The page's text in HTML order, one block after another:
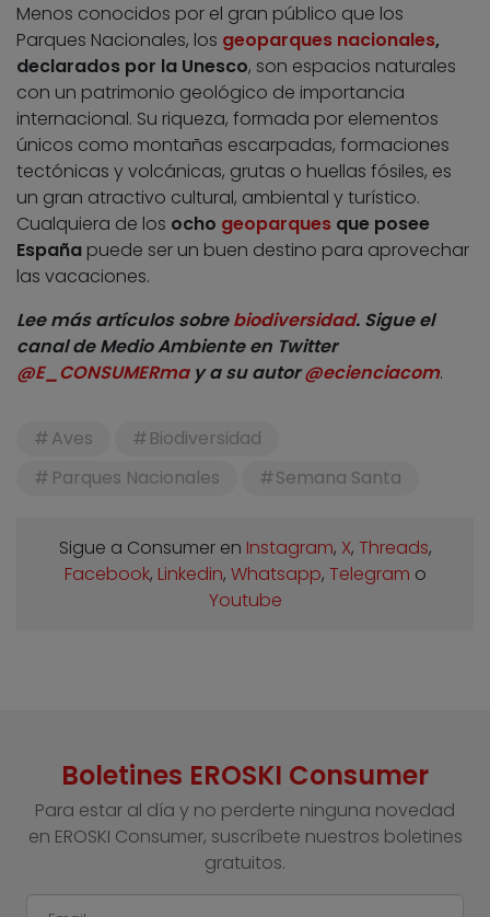
Menos conocidos por el gran público que los
Parques Nacionales, los geoparques nacionales,
declarados por la Unesco, son espacios naturales
con un patrimonio geológico de importancia
internacional. Su riqueza, formada por elementos
únicos como montañas escarpadas, formaciones
tectónicas y volcánicas, grutas o huellas fósiles, es
un gran atractivo cultural, ambiental y turístico.
Cualquiera de los ocho geoparques que posee
España puede ser un buen destino para aprovechar
las vacaciones.
Lee más artículos sobrebiodiversidad. Sigue el
canal de Medio Ambiente en Twitter
@E_CONSUMERmay a su autor@ecienciacom.
Aves
Biodiversidad
Parques Nacionales
Semana Santa
Sigue a Consumer en Instagram, X, Threads,
Facebook, Linkedin, Whatsapp, Telegram o
Youtube
Boletines EROSKI Consumer
Para estar al día y no perderte ninguna novedad
en EROSKI Consumer, suscríbete nuestros boletines
gratuitos.